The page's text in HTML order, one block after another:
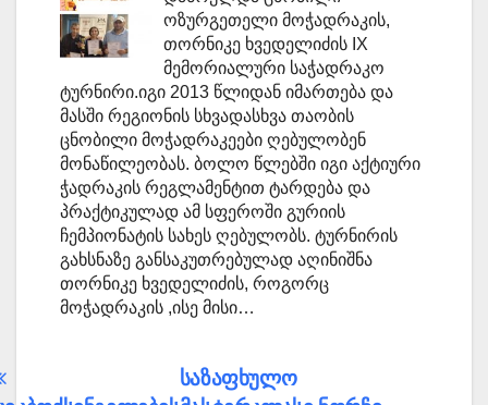
ოზურგეთელი მოჭადრაკის,
თორნიკე ხვედელიძის IX
მემორიალური საჭადრაკო
ტურნირი.იგი 2013 წლიდან იმართება და
მასში რეგიონის სხვადასხვა თაობის
ცნობილი მოჭადრაკეები ღებულობენ
მონაწილეობას. ბოლო წლებში იგი აქტიური
ჭადრაკის რეგლამენტით ტარდება და
პრაქტიკულად ამ სფეროში გურიის
ჩემპიონატის სახეს ღებულობს. ტურნირის
გახსნაზე განსაკუთრებულად აღინიშნა
თორნიკე ხვედელიძის, როგორც
მოჭადრაკის ,ისე მისი…
პოსტისსაზაფხულო